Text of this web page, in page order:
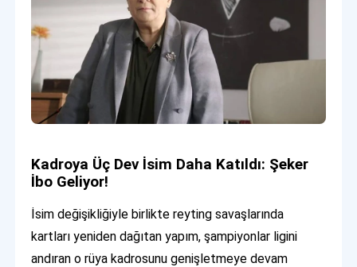
Kadroya Üç Dev İsim Daha Katıldı: Şeker
İbo Geliyor!
İsim değişikliğiyle birlikte reyting savaşlarında
kartları yeniden dağıtan yapım, şampiyonlar ligini
andıran o rüya kadrosunu genişletmeye devam